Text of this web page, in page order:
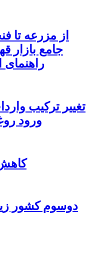
از مزرعه تا
جامع بازار
راهنمای
تغییر ترکیب
ورود
دوسوم کشور